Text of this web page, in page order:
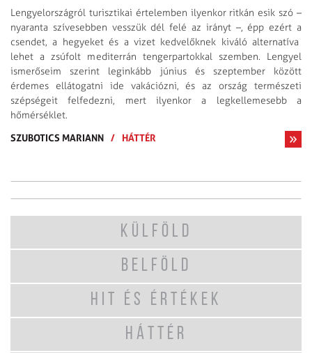
Lengyelországról turisztikai értelemben ilyenkor ritkán esik szó –
nyaranta szívesebben vesszük dél felé az irányt –, épp ezért a
csendet, a hegyeket és a vizet kedvelőknek kiváló alternatíva
lehet a zsúfolt mediterrán tengerpartokkal szemben. Lengyel
ismerőseim szerint leginkább június és szeptember között
érdemes ellátogatni ide vakációzni, és az ország természeti
szépségeit felfedezni, mert ilyenkor a legkellemesebb a
hőmérséklet.
SZUBOTICS MARIANN / HÁTTÉR
KÜLFÖLD
BELFÖLD
HIT ÉS ÉRTÉKEK
HÁTTÉR